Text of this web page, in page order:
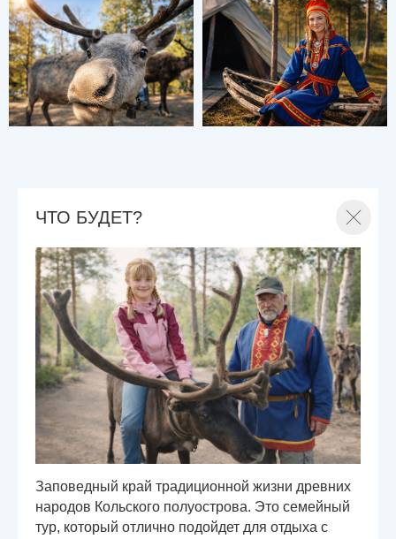
ЧТО БУДЕТ?
Заповедный край традиционной жизни древних
народов Кольского полуострова. Это семейный
тур, который отлично подойдет для отдыха с